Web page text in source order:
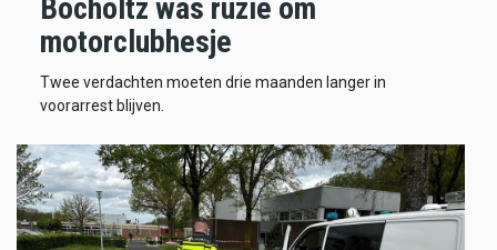
Bocholtz was ruzie om
motorclubhesje
Twee verdachten moeten drie maanden langer in
voorarrest blijven.